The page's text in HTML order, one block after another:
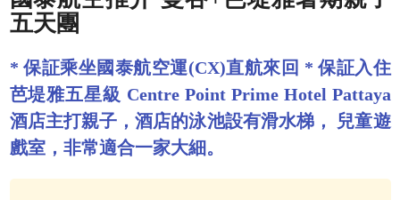
五天團
* 保証乘坐國泰航空運(CX)直航來回 * 保証入住
芭堤雅五星級 Centre Point Prime Hotel Pattaya
酒店主打親子，酒店的泳池設有滑水梯， 兒童遊
戲室，非常適合一家大細。